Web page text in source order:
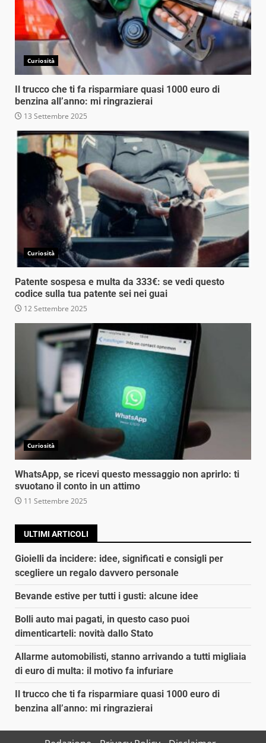
Curiosità
Il trucco che ti fa risparmiare quasi 1000 euro di
benzina all’anno: mi ringrazierai
13 Settembre 2025
Curiosità
Patente sospesa e multa da 333€: se vedi questo
codice sulla tua patente sei nei guai
12 Settembre 2025
Curiosità
WhatsApp, se ricevi questo messaggio non aprirlo: ti
svuotano il conto in un attimo
11 Settembre 2025
ULTIMI ARTICOLI
Gioielli da incidere: idee, significati e consigli per
scegliere un regalo davvero personale
Bevande estive per tutti i gusti: alcune idee
Bolli auto mai pagati, in questo caso puoi
dimenticarteli: novità dallo Stato
Allarme automobilisti, stanno arrivando a tutti migliaia
di euro di multa: il motivo fa infuriare
Il trucco che ti fa risparmiare quasi 1000 euro di
benzina all’anno: mi ringrazierai